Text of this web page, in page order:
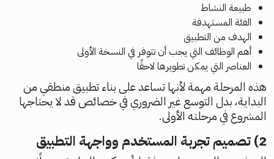
طبيعة النشاط
الفئة المستهدفة
الهدف من التطبيق
أهم الوظائف التي يجب أن تتوفر في النسخة الأولى
العناصر التي يمكن تطويرها لاحقًا
هذه المرحلة مهمة لأنها تساعد على بناء تطبيق منطقي من
البداية، بدل التوسع غير الضروري في خصائص قد لا يحتاجها
المشروع في مرحلته الأولى.
2) تصميم تجربة المستخدم وواجهة التطبيق